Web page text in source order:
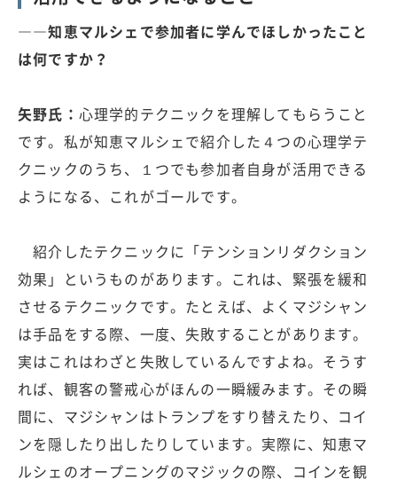
――知恵マルシェで参加者に学んでほしかったこと
は何ですか？
矢野氏： 心理学的テクニックを理解してもらうこと
です。私が知恵マルシェで紹介した４つの心理学テ
クニックのうち、１つでも参加者自身が活用できる
ようになる、これがゴールです。
紹介したテクニックに「テンションリダクション
効果」というものがあります。これは、緊張を緩和
させるテクニックです。たとえば、よくマジシャン
は手品をする際、一度、失敗することがあります。
実はこれはわざと失敗しているんですよね。そうす
れば、観客の警戒心がほんの一瞬緩みます。その瞬
間に、マジシャンはトランプをすり替えたり、コイ
ンを隠したり出したりしています。実際に、知恵マ
ルシェのオープニングのマジックの際、コインを観